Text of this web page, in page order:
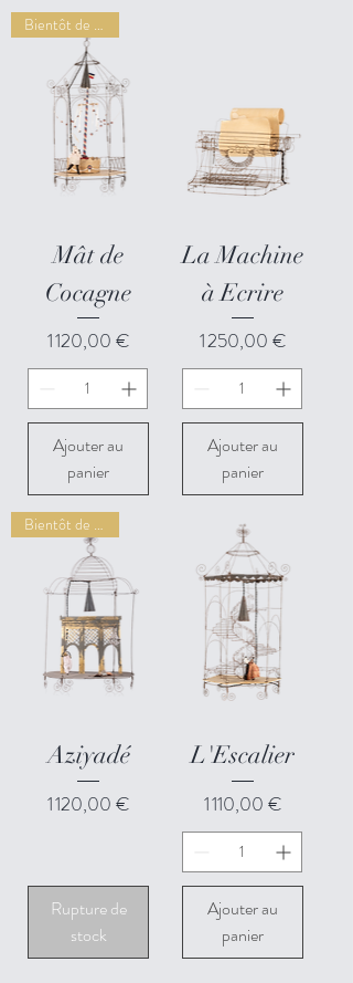
Bientôt de retour
Mât de
Cocagne
Prix
1 120,00 €
Ajouter au
panier
La Machine
à Ecrire
Prix
1 250,00 €
Ajouter au
panier
Bientôt de retour
Aziyadé
Prix
1 120,00 €
Rupture de
stock
L'Escalier
Prix
1 110,00 €
Ajouter au
panier